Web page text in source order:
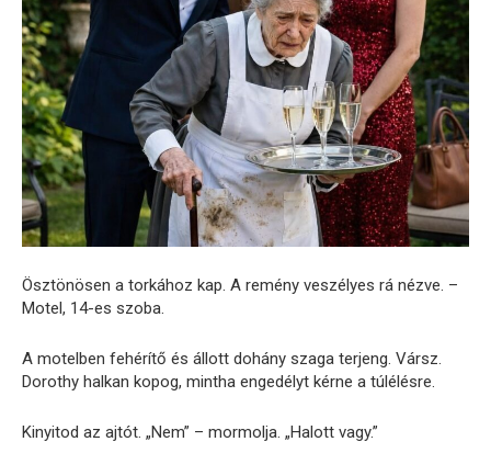
Ösztönösen a torkához kap. A remény veszélyes rá nézve. –
Motel, 14-es szoba.
A motelben fehérítő és állott dohány szaga terjeng. Vársz.
Dorothy halkan kopog, mintha engedélyt kérne a túlélésre.
Kinyitod az ajtót. „Nem” – mormolja. „Halott vagy.”